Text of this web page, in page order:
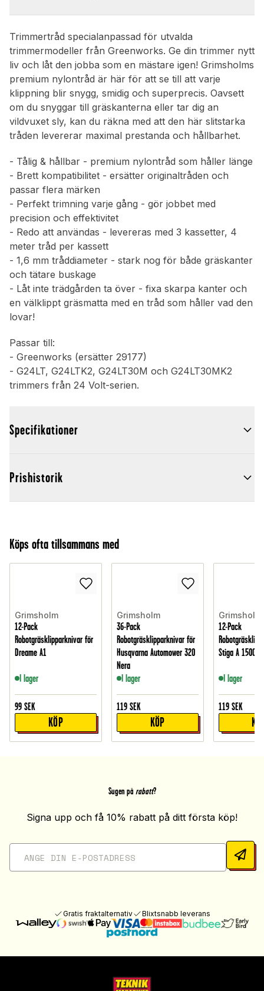
Trimmertråd specialanpassad för utvalda
trimmermodeller från Greenworks. Ge din trimmer nytt
liv och låt den jobba som en mästare igen! Grimsholms
premium nylontråd är här för att se till att varje
klippning blir snygg, smidig och superprecis. Oavsett
om du snyggar till gräskanterna eller tar dig an
vildvuxet sly, kan du räkna med att den här slitstarka
tråden levererar maximal prestanda och hållbarhet.
- Tålig & hållbar - premium nylontråd som håller länge
- Brett kompatibilitet - ersätter originaltråden och
passar flera märken
- Perfekt trimning varje gång - gör jobbet med
precision och effektivitet
- Redo att användas - levereras med 3 kassetter, 4
meter tråd per kassett
- 1,6 mm tråddiameter - stark nog för både gräskanter
och tätare buskage
- Låt inte trädgården ta över - fixa skarpa kanter och
en välklippt gräsmatta med en tråd som håller vad den
lovar!
Passar till:
- Greenworks (ersätter 29177)
- G24LT, G24LTK2, G24LT30M och G24LT30MK2
trimmers från 24 Volt-serien.
Specifikationer
Prishistorik
Köps ofta tillsammans med
Grimsholm
12-Pack
Robotgräsklipparknivar för
Dreame A1
I lager
99 SEK
KÖP
Grimsholm
36-Pack
Robotgräsklipparknivar för
Husqvarna Automower 320
Nera
I lager
119 SEK
KÖP
Grimsholm
12-Pack
Stiga A 1500
I lager
119 SEK
Sugen på rabatt?
Signa upp och få 10% rabatt på ditt första köp!
Gratis fraktalternativ Blixtsnabb leverans